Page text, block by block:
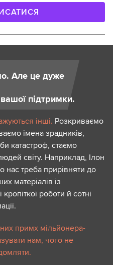
Але це дуже
підтримки.
інші. Розкриваємо
імена зрадників,
катастроф, стаємо
світу. Наприклад, Ілон
нас треба прирівняти до
матеріалів із
роботи й сотні
примх мільйонера-
нам, чого не